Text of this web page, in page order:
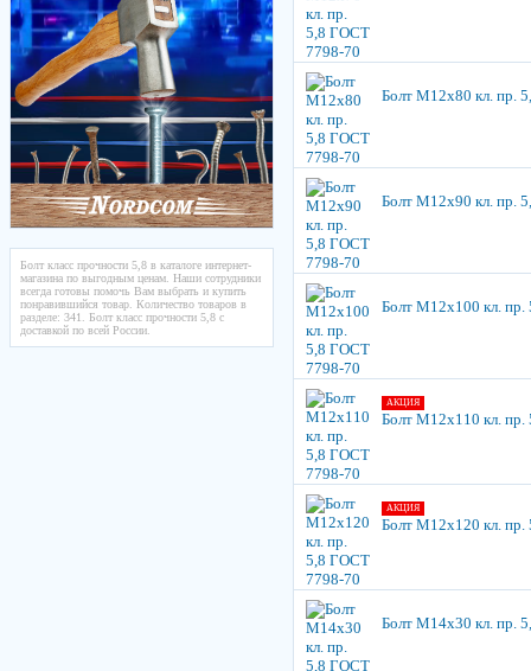
Болт класс прочности 5,8 в каталоге интернет-
магазина по выгодным ценам. Наши сотрудники
всегда готовы помочь Вам выбрать и купить
понравившийся товар. Количество товаров в
разделе: 341. Болт класс прочности 5,8 с
доставкой по всей России.
Болт М12х80 кл. пр.
Болт М12х90 кл. пр.
Болт М12х100 кл.
АКЦИЯ
Болт М12х110 кл.
АКЦИЯ
Болт М12х120 кл.
Болт М14х30 кл. пр.